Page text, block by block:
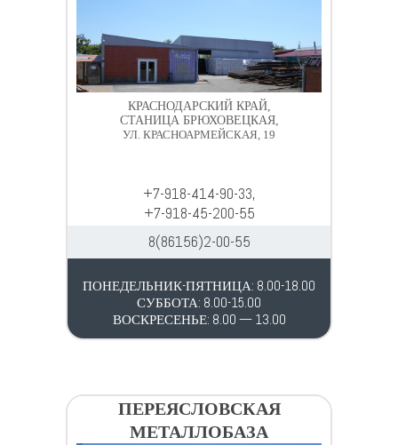
КРАСНОДАРСКИЙ КРАЙ,
СТАНИЦА БРЮХОВЕЦКАЯ,
УЛ. КРАСНОАРМЕЙСКАЯ, 19
+7-918-414-90-33,
+7-918-45-200-55
8(86156)2-00-55
ПОНЕДЕЛЬНИК-ПЯТНИЦА: 8.00-18.00
СУББОТА: 8.00-15.00
ВОСКРЕСЕНЬЕ: 8.00 — 13.00
ПЕРЕЯСЛОВСКАЯ
МЕТАЛЛОБАЗА